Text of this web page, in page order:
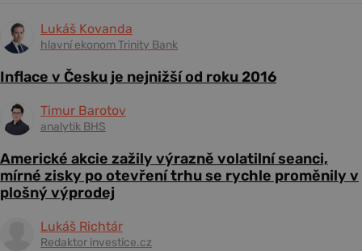
Lukáš Kovanda
hlavní ekonom Trinity Bank
Inflace v Česku je nejnižší od roku 2016
Timur Barotov
analytik BHS
Americké akcie zažily výrazně volatilní seanci,
mírné zisky po otevření trhu se rychle proměnily v
plošný výprodej
Lukáš Richtár
Redaktor investice.cz